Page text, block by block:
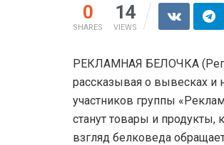
0
SHARES
14
VIEWS
РЕКЛАМНАЯ БЕЛОЧКА
рассказывая о вывесках и
участников группы
станут товары и
взгляд белковеда